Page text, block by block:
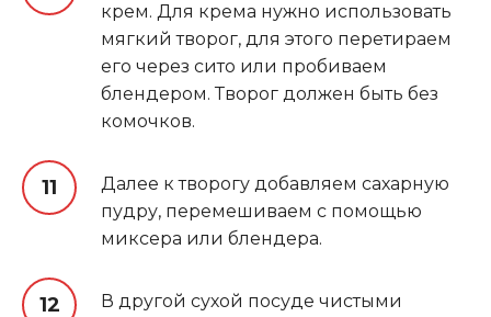
крем. Для крема нужно использовать
мягкий творог, для этого перетираем
его через сито или пробиваем
блендером. Творог должен быть без
комочков.
Далее к творогу добавляем сахарную
пудру, перемешиваем с помощью
миксера или блендера.
В другой сухой посуде чистыми